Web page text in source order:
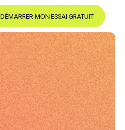
DÉMARRER MON ESSAI GRATUIT